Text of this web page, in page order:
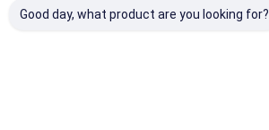
Good day, what product are you looking for?